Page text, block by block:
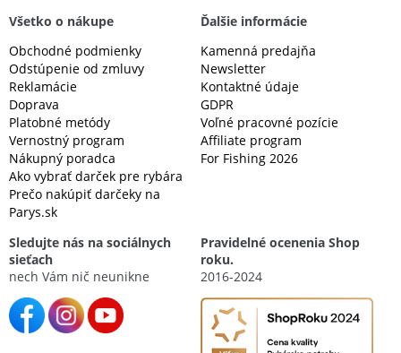
Všetko o nákupe
Obchodné podmienky
Odstúpenie od zmluvy
Reklamácie
Doprava
Platobné metódy
Vernostný program
Nákupný poradca
Ako vybrať darček pre rybára
Prečo nakúpiť darčeky na
Parys.sk
Ďalšie informácie
Kamenná predajňa
Newsletter
Kontaktné údaje
GDPR
Voľné pracovné pozície
Affiliate program
For Fishing 2026
Sledujte nás na sociálnych
sieťach
nech Vám nič neunikne
Pravidelné ocenenia Shop
roku.
2016-2024